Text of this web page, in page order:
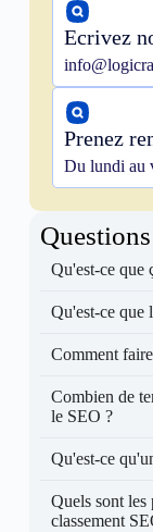
Ecrivez
Prenez
Du lundi au
Qu'est-ce que
Qu'est-ce que
Comment
Combien de
le SEO ?
Qu'est-ce
Quels sont
classement